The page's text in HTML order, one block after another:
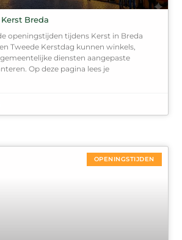
Breda
openingstijden tijdens Kerst in Breda
Tweede Kerstdag kunnen winkels,
diensten aangepaste
Op deze pagina lees je
OPENINGSTIJDEN